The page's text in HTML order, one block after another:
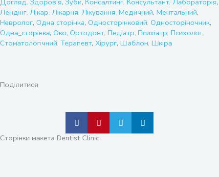
Догляд, Здоров’я, Зуби, Консалтинг, Консультант, Лабораторія,
Лендінг, Лікар, Лікарня, Лікування, Медичний, Ментальний,
Невролог, Одна сторінка, Односторінковий, Односторіночник,
Одна_сторінка, Око, Ортодонт, Педіатр, Психіатр, Психолог,
Стоматологічний, Терапевт, Хірург, Шаблон, Шкіра
Поділитися
Сторінки макета Dentist Clinic